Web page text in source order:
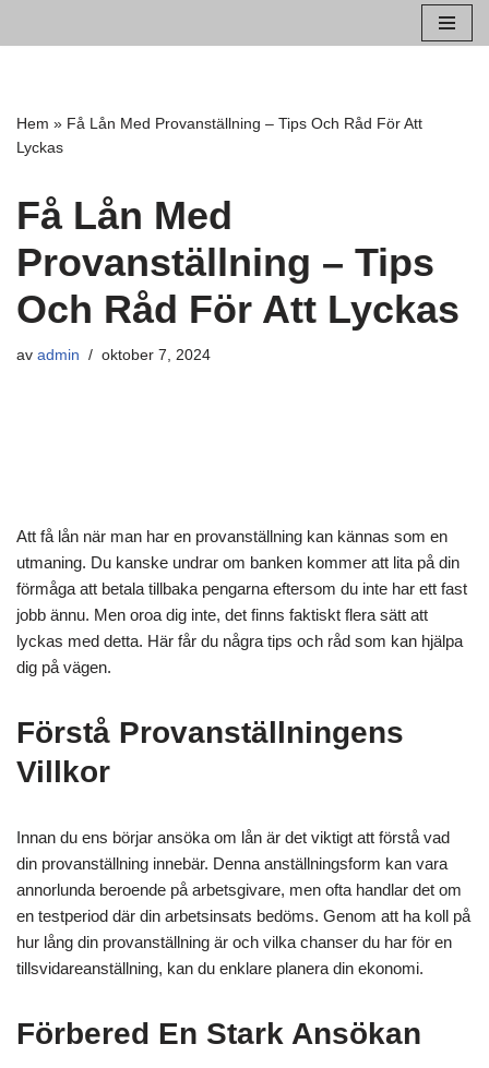
Hem » Få Lån Med Provanställning – Tips Och Råd För Att
Lyckas
Få Lån Med
Provanställning – Tips
Och Råd För Att Lyckas
av admin oktober 7, 2024
Att få lån när man har en provanställning kan kännas som en
utmaning. Du kanske undrar om banken kommer att lita på din
förmåga att betala tillbaka pengarna eftersom du inte har ett fast
jobb ännu. Men oroa dig inte, det finns faktiskt flera sätt att
lyckas med detta. Här får du några tips och råd som kan hjälpa
dig på vägen.
Förstå Provanställningens
Villkor
Innan du ens börjar ansöka om lån är det viktigt att förstå vad
din provanställning innebär. Denna anställningsform kan vara
annorlunda beroende på arbetsgivare, men ofta handlar det om
en testperiod där din arbetsinsats bedöms. Genom att ha koll på
hur lång din provanställning är och vilka chanser du har för en
tillsvidareanställning, kan du enklare planera din ekonomi.
Förbered En Stark Ansökan